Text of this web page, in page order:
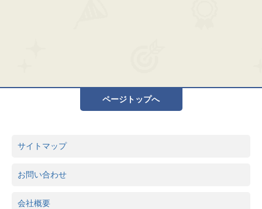
ページトップへ
サイトマップ
お問い合わせ
会社概要